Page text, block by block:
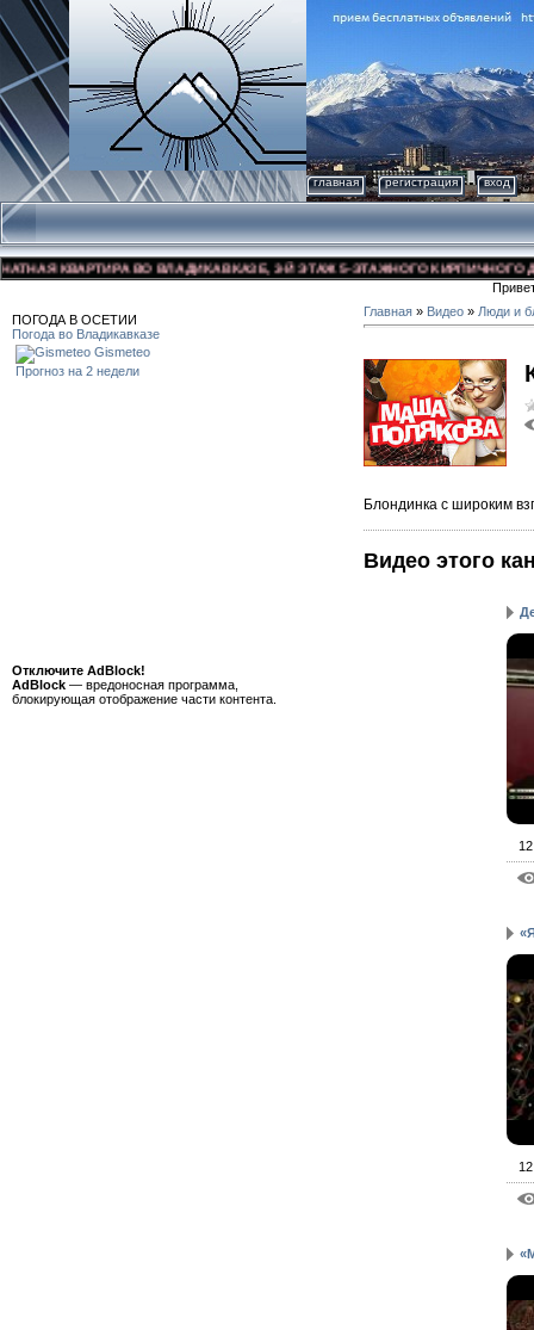
главная регистрация вход
ВО ВЛАДИКАВКАЗЕ, 3-Й ЭТАЖ 5-ЭТАЖНОГО КИРПИЧНОГО ДОМА,
ПОГОДА В ОСЕТИИ
Погода во Владикавказе
Gismeteo
Прогноз на 2 недели
Отключите AdBlock!
AdBlock — вредоносная программа,
блокирующая отображение части контента.
Главная » Видео » Люди и
Блондинка с широким
Видео этого